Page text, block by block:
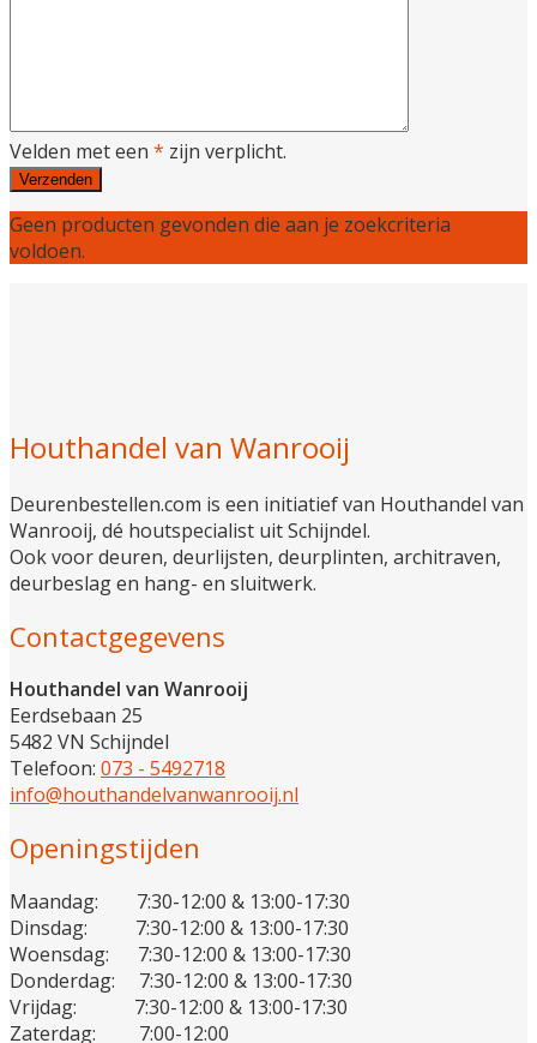
Velden met een * zijn verplicht.
Geen producten gevonden die aan je zoekcriteria
voldoen.
Houthandel van Wanrooij
Deurenbestellen.com is een initiatief van Houthandel van
Wanrooij, dé houtspecialist uit Schijndel.
Ook voor deuren, deurlijsten, deurplinten, architraven,
deurbeslag en hang- en sluitwerk.
Contactgegevens
Houthandel van Wanrooij
Eerdsebaan 25
5482 VN Schijndel
Telefoon: 073 - 5492718
info@houthandelvanwanrooij.nl
Openingstijden
Maandag: 7:30-12:00 & 13:00-17:30
Dinsdag: 7:30-12:00 & 13:00-17:30
Woensdag: 7:30-12:00 & 13:00-17:30
Donderdag: 7:30-12:00 & 13:00-17:30
Vrijdag: 7:30-12:00 & 13:00-17:30
Zaterdag: 7:00-12:00